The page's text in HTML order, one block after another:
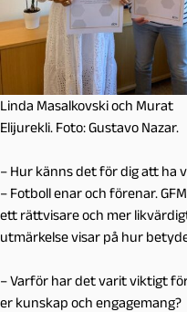
Linda Masalkovski och Murat
Elijurekli. Foto: Gustavo Nazar.
– Hur känns det för dig att ha
– Fotboll enar och förenar.
ett rättvisare och mer
utmärkelse visar på hur
– Varför har det varit viktigt
er kunskap och engagemang?